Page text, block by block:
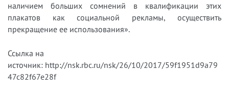
наличием больших сомнений в квалификации этих
плакатов как социальной рекламы, осуществить
прекращение ее использования».
Ссылка на
источник: http://nsk.rbc.ru/nsk/26/10/2017/59f1951d9a79
47c82f67e28f